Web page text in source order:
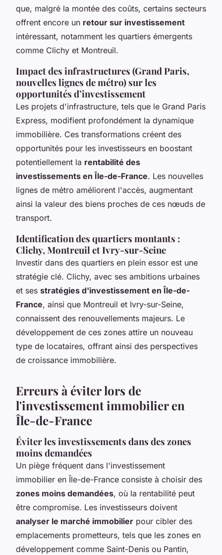
que, malgré la montée des coûts, certains secteurs
offrent encore un retour sur investissement
intéressant, notamment les quartiers émergents
comme Clichy et Montreuil.
Impact des infrastructures (Grand Paris,
nouvelles lignes de métro) sur les
opportunités d’investissement
Les projets d'infrastructure, tels que le Grand Paris
Express, modifient profondément la dynamique
immobilière. Ces transformations créent des
opportunités pour les investisseurs en boostant
potentiellement la rentabilité des
investissements en Île-de-France. Les nouvelles
lignes de métro améliorent l'accès, augmentant
ainsi la valeur des biens proches de ces nœuds de
transport.
Identification des quartiers montants :
Clichy, Montreuil et Ivry-sur-Seine
Investir dans des quartiers en plein essor est une
stratégie clé. Clichy, avec ses ambitions urbaines
et ses stratégies d'investissement en Île-de-
France, ainsi que Montreuil et Ivry-sur-Seine,
connaissent des renouvellements majeurs. Le
développement de ces zones attire un nouveau
type de locataires, offrant ainsi des perspectives
de croissance immobilière.
Erreurs à éviter lors de
l'investissement immobilier en
Île-de-France
Éviter les investissements dans des zones
moins demandées
Un piège fréquent dans l'investissement
immobilier en Île-de-France consiste à choisir des
zones moins demandées, où la rentabilité peut
être compromise. Les investisseurs doivent
analyser le marché immobilier pour cibler des
emplacements prometteurs, tels que les zones en
développement comme Saint-Denis ou Pantin,